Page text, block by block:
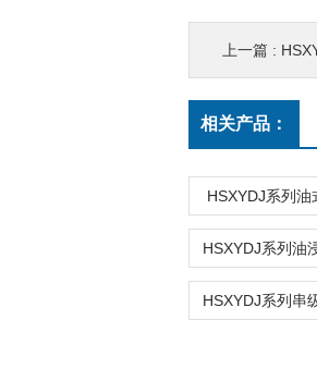
上一篇 :
相关产品：
HSXYDJ系列